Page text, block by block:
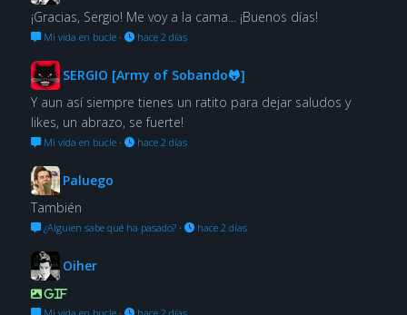
¡Gracias, Sergio! Me voy a la cama... ¡Buenos días!
Mi vida en bucle· hace 2 días
SERGIO [Army of Sobando🐸]
Y aun así siempre tienes un ratito para dejar saludos y
likes, un abrazo, se fuerte!
Mi vida en bucle· hace 2 días
Paluego
También
¿Alguien sabe qué ha pasado?· hace 2 días
Oiher
GIF